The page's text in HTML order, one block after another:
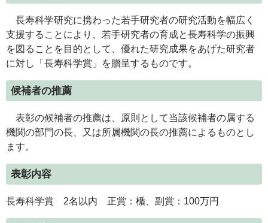
長寿科学研究に携わった若手研究者の研究活動を幅広く
支援することにより、若手研究者の育成と長寿科学の振興
を図ることを目的として、優れた研究成果をあげた研究者
に対し「長寿科学賞」を贈呈するものです。
候補者の推薦
表彰の候補者の推薦は、原則として当該候補者の属する
機関の部門の長、又は所属機関の長の推薦によるものとし
ます。
表彰内容
長寿科学賞 2名以内 正賞：楯、副賞：100万円